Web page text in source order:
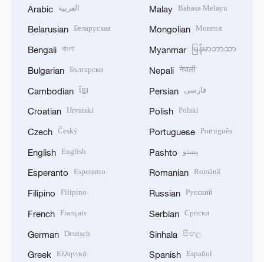
Arabic العربية
Belarusian Беларуская
Bengali বাংলা
Bulgarian Български
Cambodian ខ្មែរ
Croatian Hrvatski
Czech Český
English English
Esperanto Esperanto
Filipino Filipino
French Français
German Deutsch
Greek Ελληνικά
Malay Bahasa Melayu
Mongolian Монгол
Myanmar မြန်မာဘာသာ
Nepali नेपाली
Persian فارسی
Polish Polski
Portuguese Português
Pashto پښتو
Romanian Română
Russian Русский
Serbian Српски
Sinhala සිංහල
Spanish Español